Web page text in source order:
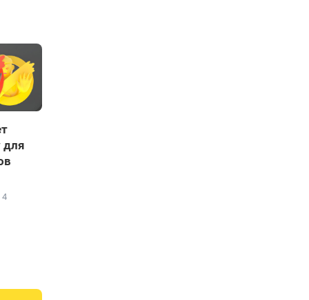
для
4